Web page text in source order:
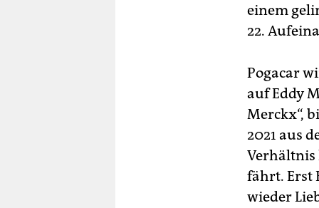
einem
22.
Pogacar
auf Eddy
Merckx“,
2021 aus
Verhältnis
fährt. Erst
wieder